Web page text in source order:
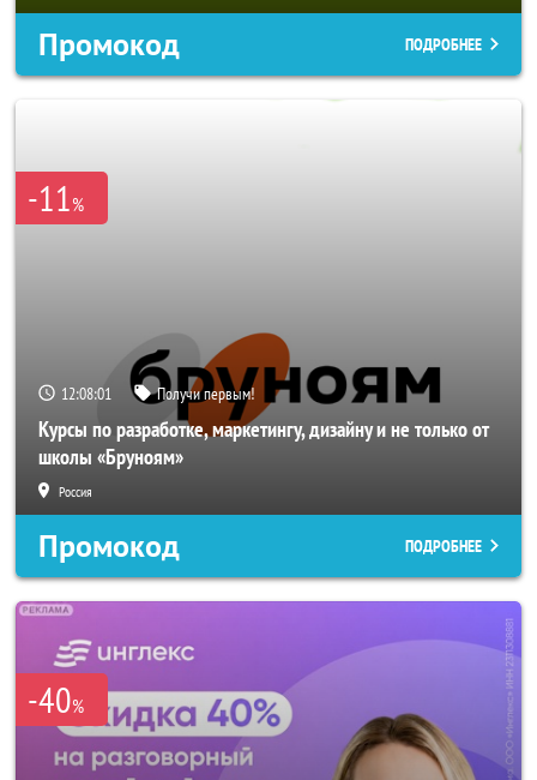
Промокод ПОДРОБНЕЕ
-11%
12:08:00 Получи первым!
Курсы по разработке, маркетингу, дизайну и не только от
школы «Бруноям»
Россия
Промокод ПОДРОБНЕЕ
-40%